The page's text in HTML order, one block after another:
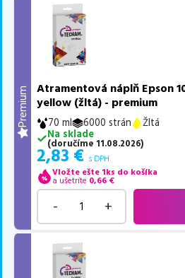
Premium
Atramentová náplň Epson
yellow (žltá) - premium
70 ml 6000 strán
Žltá
Na sklade
(doručíme 11.08.2026)
2,83 € s DPH
Vložte ešte 1ks do košíka
a ušetríte 0,66 €
- +